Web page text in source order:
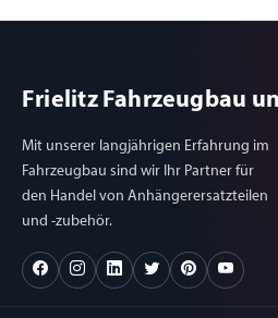
Frielitz Fahrzeugbau
Mit unserer langjährigen Erfahrung im
Fahrzeugbau sind wir Ihr Partner für
den Handel von Anhängerersatzteilen
und -zubehör.